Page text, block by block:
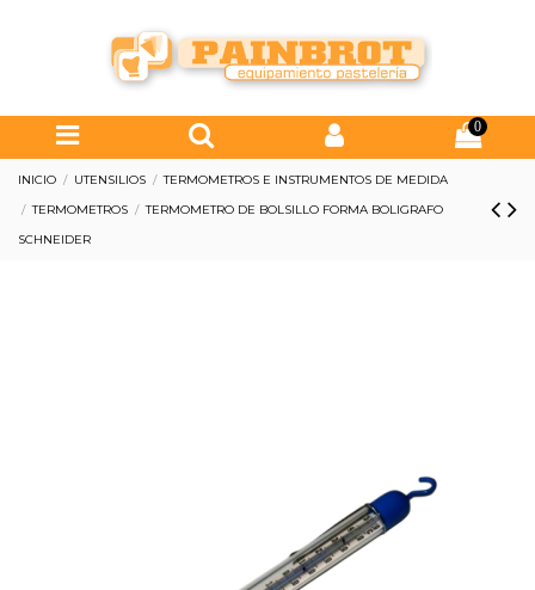
0
INICIO UTENSILIOS
TERMOMETROS E INSTRUMENTOS DE MEDIDA
TERMOMETROS
TERMOMETRO DE BOLSILLO FORMA BOLIGRAFO
SCHNEIDER